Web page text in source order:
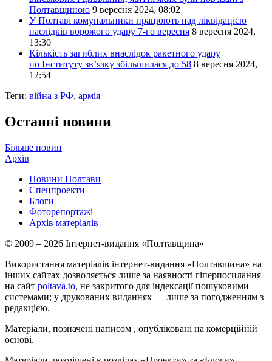
Полтавщиною 9 вересня 2024, 08:02
У Полтаві комунальники працюють над ліквідацією
наслідків ворожого удару 7-го вересня 8 вересня 2024,
13:30
Кількість загиблих внаслідок ракетного удару
по Інституту зв’язку збільшилася до 58 8 вересня 2024,
12:54
Теги: війна з РФ, армія
Останні новини
Більше новин
Архів
Новини Полтави
Спецпроекти
Блоги
Фоторепортажі
Архів матеріалів
© 2009 – 2026 Інтернет-видання «Полтавщина»
Використання матеріалів інтернет-видання «Полтавщина» на
інших сайтах дозволяється лише за наявності гіперпосилання
на сайт poltava.to, не закритого для індексації пошуковими
системами; у друкованих виданнях — лише за погодженням з
редакцією.
Матеріали, позначені написом , опубліковані на комерційній
основі.